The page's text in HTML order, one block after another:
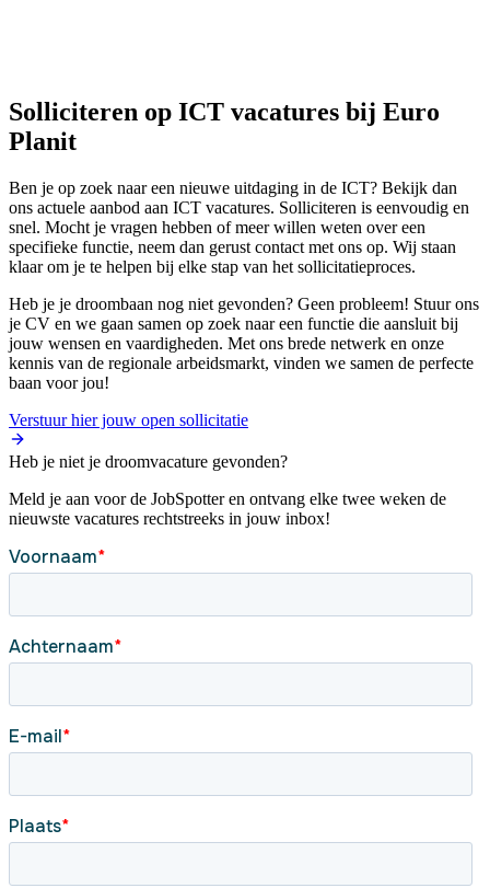
Solliciteren op ICT vacatures bij Euro
Planit
Ben je op zoek naar een nieuwe uitdaging in de ICT? Bekijk dan
ons actuele aanbod aan ICT vacatures. Solliciteren is eenvoudig en
snel. Mocht je vragen hebben of meer willen weten over een
specifieke functie, neem dan gerust contact met ons op. Wij staan
klaar om je te helpen bij elke stap van het sollicitatieproces.
Heb je je droombaan nog niet gevonden? Geen probleem! Stuur ons
je CV en we gaan samen op zoek naar een functie die aansluit bij
jouw wensen en vaardigheden. Met ons brede netwerk en onze
kennis van de regionale arbeidsmarkt, vinden we samen de perfecte
baan voor jou!
Verstuur hier jouw open sollicitatie
Heb je niet je droomvacature gevonden?
Meld je aan voor de JobSpotter en ontvang elke twee weken de
nieuwste vacatures rechtstreeks in jouw inbox!